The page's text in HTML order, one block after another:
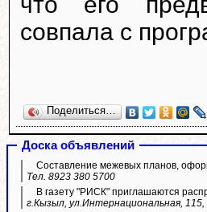
совпала с
Поделиться…
Доска объявлений
Составление межевых планов,
Тел. 8923 380 5700
В газету "РИСК" приглашаются
г.Кызыл, ул.Интернациональная,